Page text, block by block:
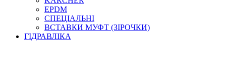
ПІДДОНИ ДЛЯ БОЧОК
МОДУЛЬНІ АЗС
МЕТРОЛОГІЧНЕ ОБЛАДНАННЯ
ЛІЧИЛЬНИКИ І ВИТРАТОМІРИ ДЛЯ ПАЛЬНОГО
КОТУШКИ ДЛЯ ШЛАНГІВ
EPDM
СПЕЦІАЛЬНІ
ВСТАВКИ МУФТ (ЗІРОЧКИ)
ГІДРАВЛІКА